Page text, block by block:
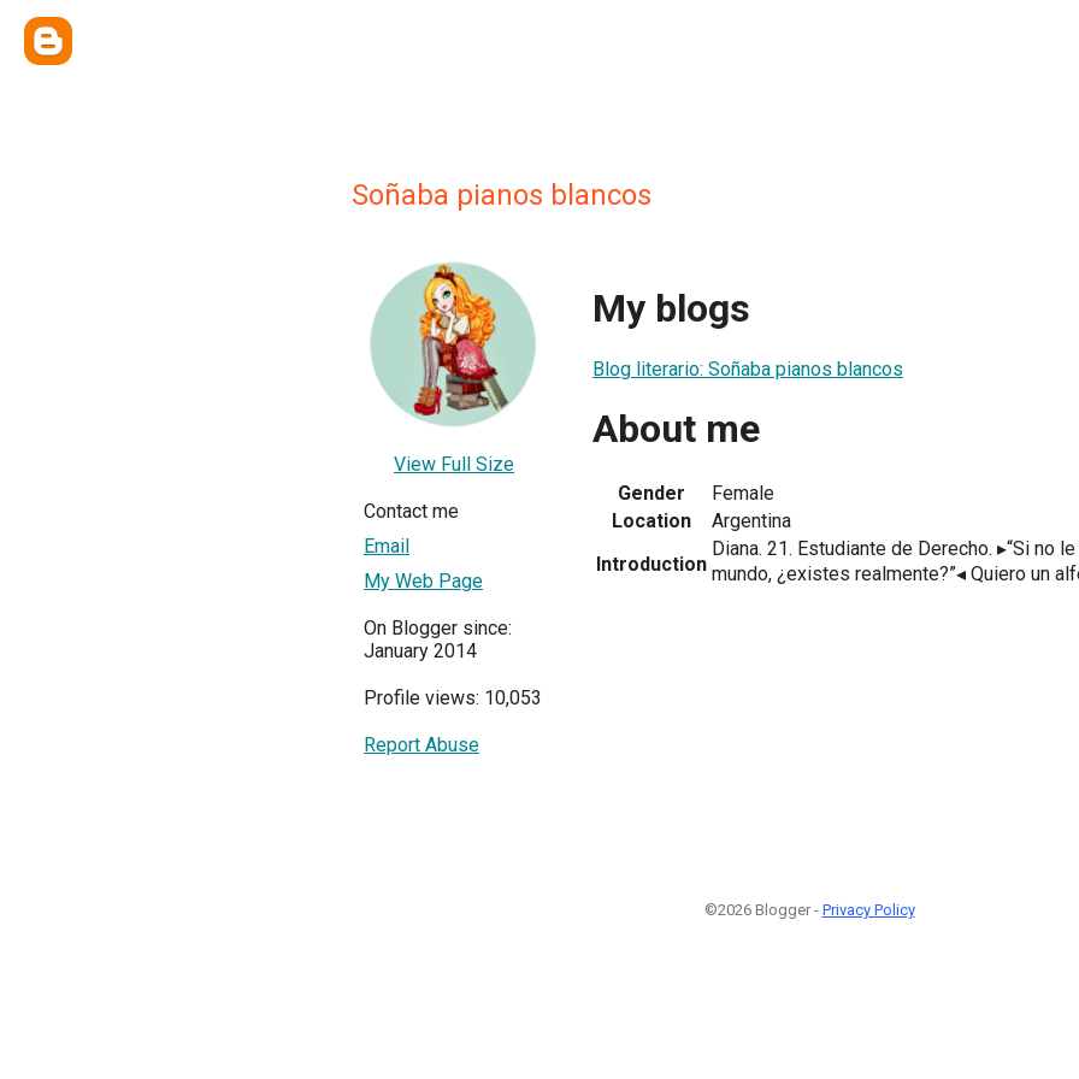
Soñaba pianos blancos
View Full Size
Contact me
Email
My Web Page
On Blogger since:
January 2014
Profile views: 10,053
Report Abuse
My blogs
Blog literario: Soñaba pianos blancos
About me
Gender
Female
Location
Argentina
Introduction
Diana. 21. Estudiante de Derecho. ▸“Si no
mundo, ¿existes realmente?”◂ Quiero un
©2026 Blogger - Privacy Policy